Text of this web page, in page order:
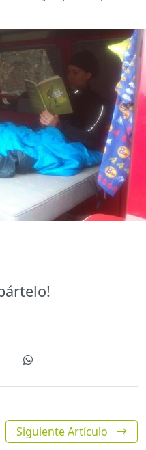
Siguiente Artículo